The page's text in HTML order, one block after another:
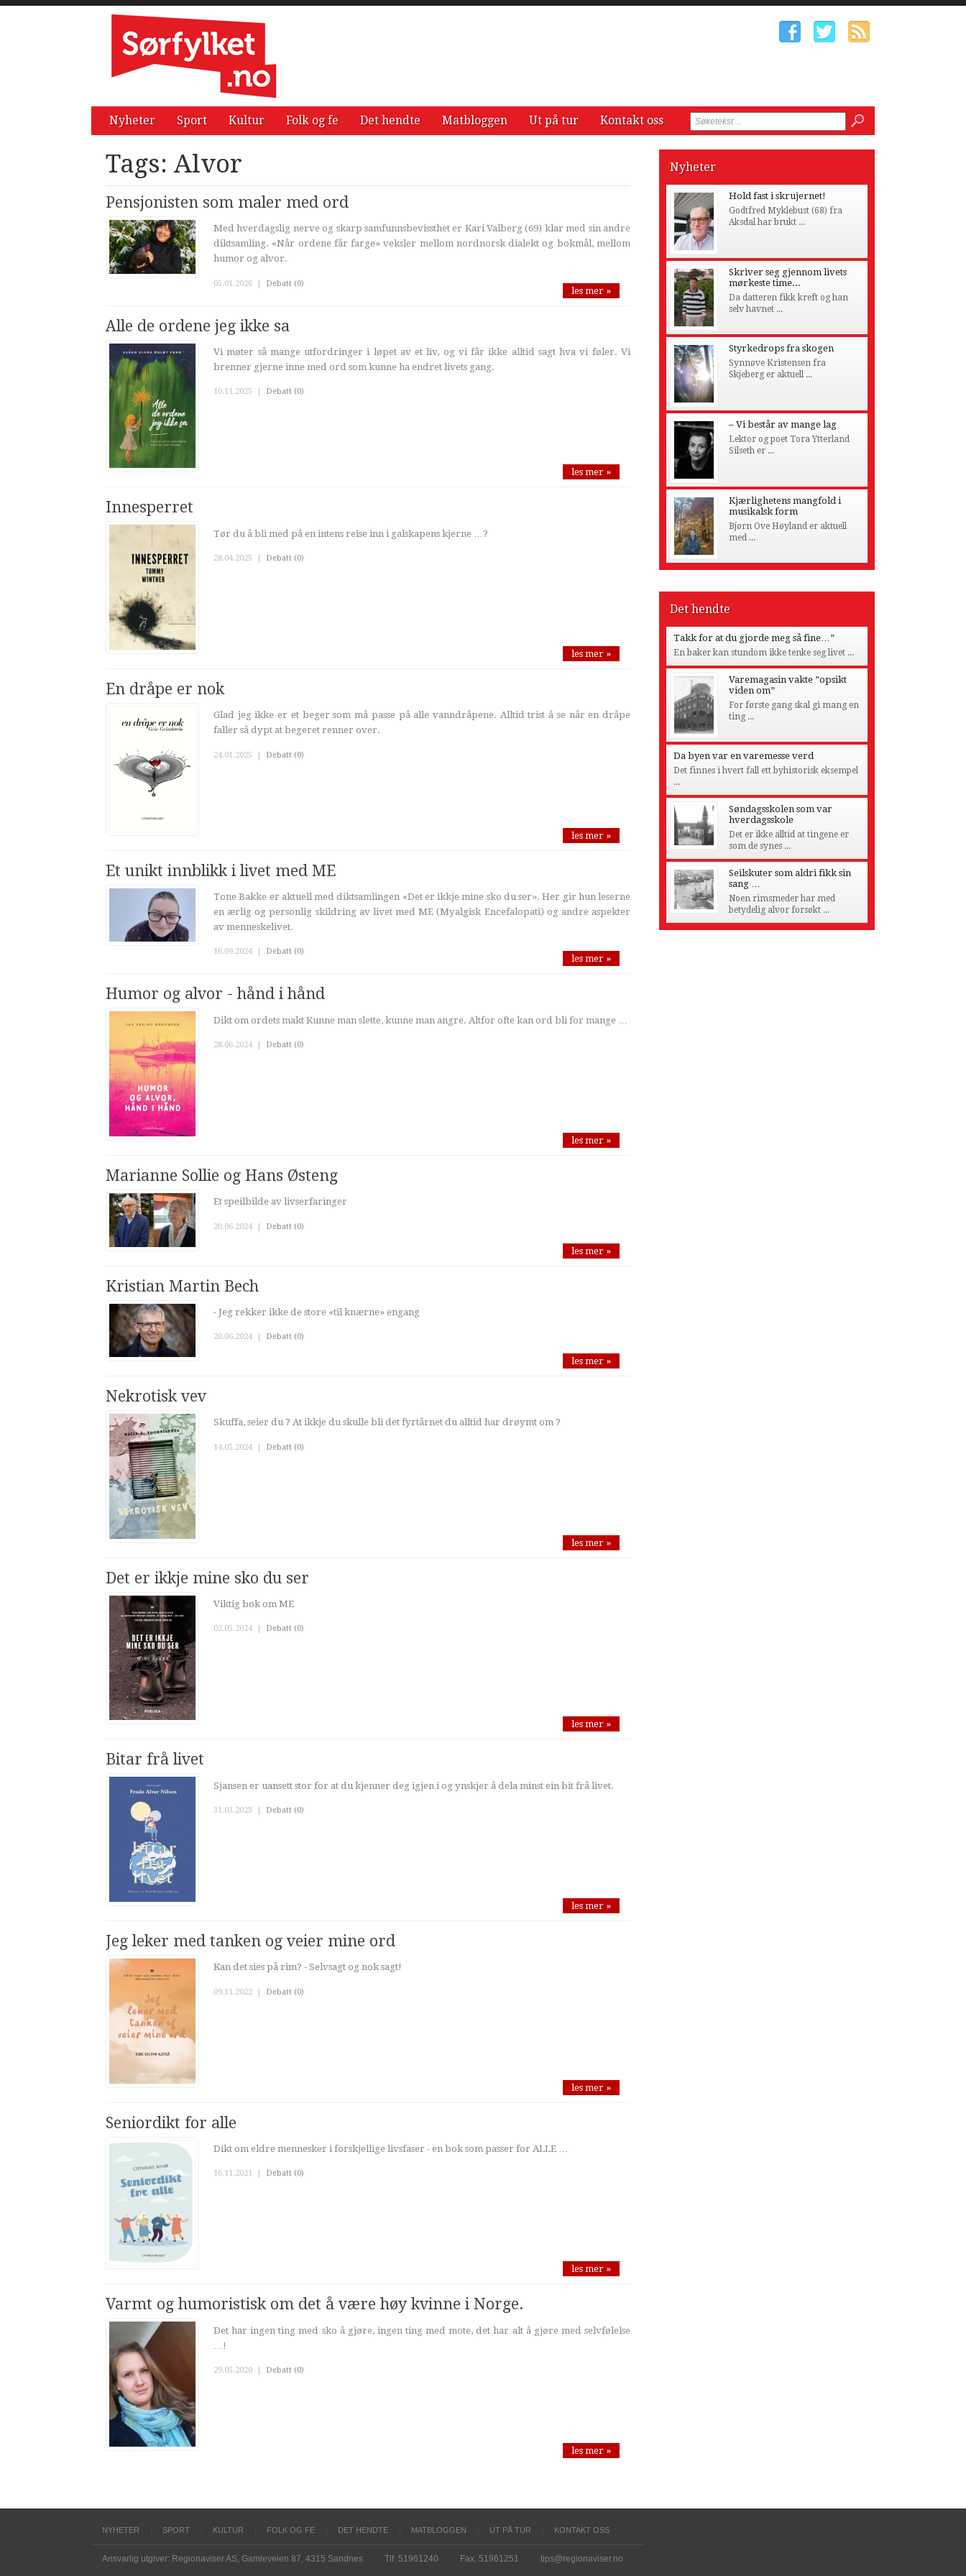
Nyheter Sport Kultur Folk og fe Det hendte Matbloggen Ut på tur Kontakt oss
Tags: Alvor
Pensjonisten som maler med ord
Med hverdagslig nerve og skarp samfunnsbevissthet er Kari Valberg (69) klar med sin andre
diktsamling. «Når ordene får farge» veksler mellom nordnorsk dialekt og bokmål, mellom
humor og alvor.
05.01.2026 | Debatt (0)
les mer »
Alle de ordene jeg ikke sa
Vi møter så mange utfordringer i løpet av et liv, og vi får ikke alltid sagt hva vi føler. Vi
brenner gjerne inne med ord som kunne ha endret livets gang.
10.11.2025 Debatt (0)
les mer »
Innesperret
Tør du å bli med på en intens reise inn i galskapens kjerne …?
28.04.2025 | Debatt (0)
les mer »
En dråpe er nok
Glad jeg ikke er et beger som må passe på alle vanndråpene. Alltid trist å se når en dråpe
faller så dypt at begeret renner over.
24.01.2025 | Debatt (0)
les mer »
Et unikt innblikk i livet med ME
Tone Bakke er aktuell med diktsamlingen «Det er ikkje mine sko du ser». Her gir hun leserne
en ærlig og personlig skildring av livet med ME (Myalgisk Encefalopati) og andre aspekter
av menneskelivet.
16.09.2024 Debatt (0)
les mer »
Humor og alvor - hånd i hånd
Dikt om ordets makt Kunne man slette, kunne man angre. Altfor ofte kan ord bli for mange …
28.06.2024 | Debatt (0)
les mer »
Marianne Sollie og Hans Østeng
Et speilbilde av livserfaringer
20.06.2024 | Debatt (0)
les mer »
Kristian Martin Bech
- Jeg rekker ikke de store «til knærne» engang
20.06.2024 Debatt (0)
les mer »
Nekrotisk vev
Skuffa, seier du ? At ikkje du skulle bli det fyrtårnet du alltid har drøymt om ?
14.05.2024 | Debatt (0)
les mer »
Det er ikkje mine sko du ser
Viktig bok om ME
02.05.2024 Debatt (0)
les mer »
Bitar frå livet
Sjansen er uansett stor for at du kjenner deg igjen i og ynskjer å dela minst ein bit frå livet.
31.03.2023 | Debatt (0)
les mer »
Jeg leker med tanken og veier mine ord
Kan det sies på rim? - Selvsagt og nok sagt!
09.11.2022 | Debatt (0)
les mer »
Seniordikt for alle
Dikt om eldre mennesker i forskjellige livsfaser - en bok som passer for ALLE …
16.11.2021 Debatt (0)
les mer »
Varmt og humoristisk om det å være høy kvinne i Norge.
Det har ingen ting med sko å gjøre, ingen ting med mote, det har alt å gjøre med selvfølelse
…!
29.05.2020 | Debatt (0)
les mer »
Nyheter
Hold fast i skrujernet!
Godtfred Myklebust (68) fra
Aksdal har brukt ...
Skriver seg gjennom livets
mørkeste time...
Da datteren fikk kreft og han
selv havnet ...
Styrkedrops fra skogen
Synnøve Kristensen fra
Skjeberg er aktuell ...
– Vi består av mange lag
Lektor og poet Tora Ytterland
Silseth er ...
Kjærlighetens mangfold i
musikalsk form
Bjørn Ove Høyland er aktuell
med ...
Det hendte
Takk for at du gjorde meg så fine…”
En baker kan stundom ikke tenke seg livet ...
Varemagasin vakte ”opsikt
viden om”
For første gang skal gi mang en
ting ...
Da byen var en varemesse verd
Det finnes i hvert fall ett byhistorisk eksempel
...
Søndagsskolen som var
hverdagsskole
Det er ikke alltid at tingene er
som de synes ...
Seilskuter som aldri fikk sin
sang …
Noen rimsmeder har med
betydelig alvor forsøkt ...
NYHETER SPORT KULTUR FOLK OG FE DET HENDTE MATBLOGGEN UT PÅ TUR KONTAKT OSS
Ansvarlig utgiver: Regionaviser AS, Gamleveien 87, 4315 Sandnes Tlf. 51961240 Fax. 51961251 tips@regionaviser.no